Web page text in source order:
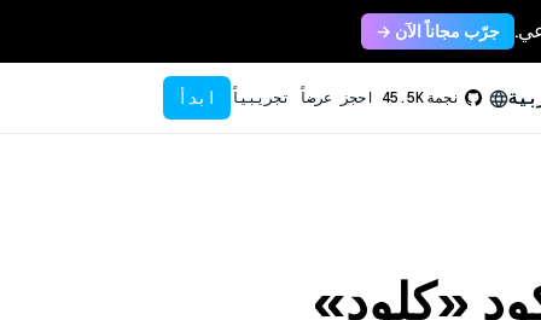
جرّب مجاناً الآن →
نجمة45.5K احجز عرضاً تجريبياً ابدأ